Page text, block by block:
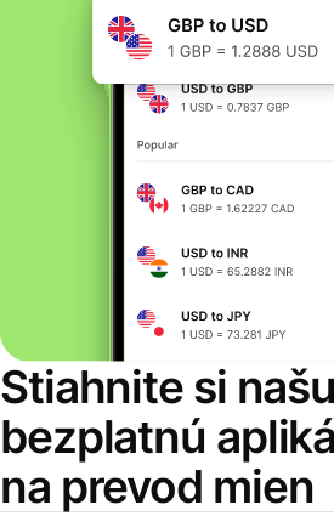
Stiahnite si našu
bezplatnú
na prevod mien